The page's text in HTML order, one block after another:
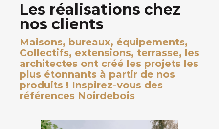
Les réalisations chez
nos clients
Maisons, bureaux, équipements,
Collectifs, extensions, terrasse, les
architectes ont créé les projets les
plus étonnants à partir de nos
produits ! Inspirez-vous des
références Noirdebois